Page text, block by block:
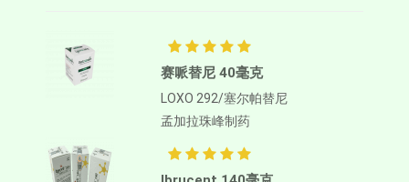
赛哌替尼 40毫克
LOXO 292/塞尔帕替尼
孟加拉珠峰制药